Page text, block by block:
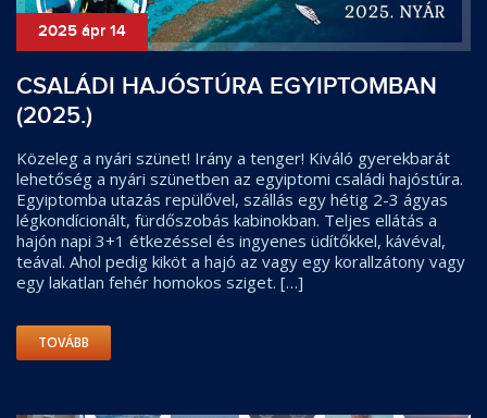
2025 ápr 14
CSALÁDI HAJÓSTÚRA EGYIPTOMBAN
(2025.)
Közeleg a nyári szünet! Irány a tenger! Kiváló gyerekbarát
lehetőség a nyári szünetben az egyiptomi családi hajóstúra.
Egyiptomba utazás repülővel, szállás egy hétig 2-3 ágyas
légkondícionált, fürdőszobás kabinokban. Teljes ellátás a
hajón napi 3+1 étkezéssel és ingyenes üdítőkkel, kávéval,
teával. Ahol pedig kiköt a hajó az vagy egy korallzátony vagy
egy lakatlan fehér homokos sziget. […]
TOVÁBB